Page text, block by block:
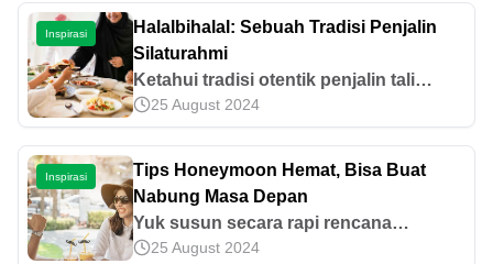
Inspirasi
Halalbihalal: Sebuah Tradisi Penjalin
Silaturahmi
Ketahui tradisi otentik penjalin tali
silaturahmi saat merayakan Idulfitri di
Indonesia. Yuk temukan lebih lanjut
25 August 2024
Inspirasi
Tips Honeymoon Hemat, Bisa Buat
Nabung Masa Depan
Yuk susun secara rapi rencana
berbulan madu kita dan pasangan agar
25 August 2024